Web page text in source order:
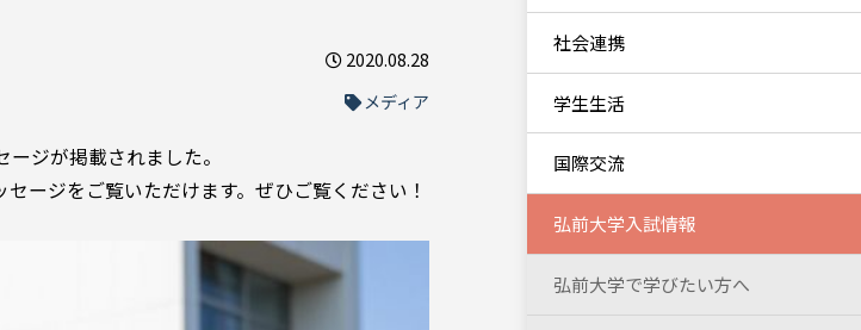
2020.08.28
メディア
ジが掲載されました。
ージをご覧いただけます。ぜひご覧ください！
社会連携
学生生活
国際交流
弘前大学入試情報
弘前大学で学びたい方へ